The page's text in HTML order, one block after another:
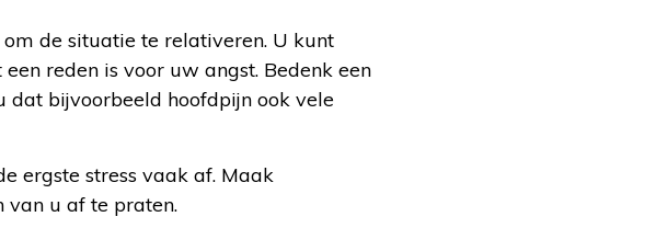
de situatie te relativeren. U kunt
reden is voor uw angst. Bedenk een
dat bijvoorbeeld hoofdpijn ook vele
ergste stress vaak af. Maak
van u af te praten.